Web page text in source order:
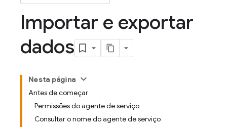
Importar e exportar
dados
Nesta página
Antes de começar
Permissões do agente de serviço
Consultar o nome do agente de serviço